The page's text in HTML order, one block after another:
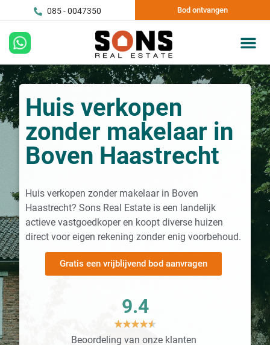
085 - 0047350 Bod ontvangen
Huis verkopen
zonder makelaar in
Boven Haastrecht
Huis verkopen zonder makelaar in Boven
Haastrecht? Sons Real Estate is een landelijk
actieve vastgoedkoper en koopt diverse huizen
direct voor eigen rekening zonder enig voorbehoud.
Gratis een vrijblijvend bod aanvragen
9.4
★★★★★
Beoordeling van onze klanten